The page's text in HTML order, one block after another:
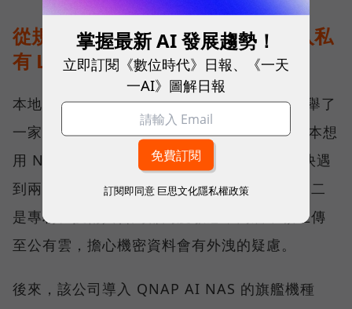
從規格走到現場：能源公司如何導入私
有 LLM？
本地 AI 實際落地部署會是什麼模樣？劉文義舉了
一家約 50 多人的能源公司為例。這家公司原本想
用 NAS 搭配雲端 AI 建置內部資料庫，但很快遇
到兩個瓶頸：一是員工查詢時明顯出現卡頓；二
是專利、技術與合約都高度敏感，高層不願上傳
至公有雲，擔心機密資料會有外洩的疑慮。
後來，該公司導入 QNAP AI NAS 的旗艦機種
掌握最新 AI 發展趨勢！
立即訂閱《數位時代》日報、《一天
一AI》圖解日報
訂閱即同意 巨思文化隱私權政策